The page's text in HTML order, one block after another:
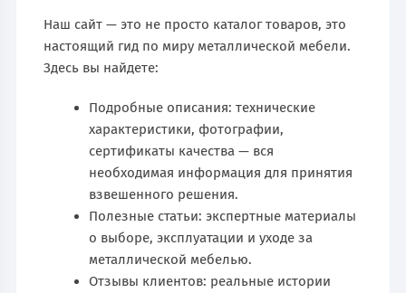
Наш сайт — это не просто каталог товаров, это
настоящий гид по миру металлической мебели.
Здесь вы найдете:
Подробные описания: технические
характеристики, фотографии,
сертификаты качества — вся
необходимая информация для принятия
взвешенного решения.
Полезные статьи: экспертные материалы
о выборе, эксплуатации и уходе за
металлической мебелью.
Отзывы клиентов: реальные истории